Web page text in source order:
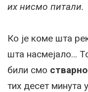
их нисмо питали.
Ко је коме шта
шта насмејало…
били смо стварно
тих десет минута